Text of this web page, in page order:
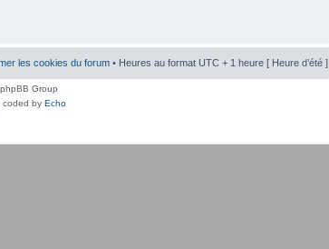
les cookies du forum • Heures au format UTC + 1 heure [ Heure d’été ]
Group
coded by Echo